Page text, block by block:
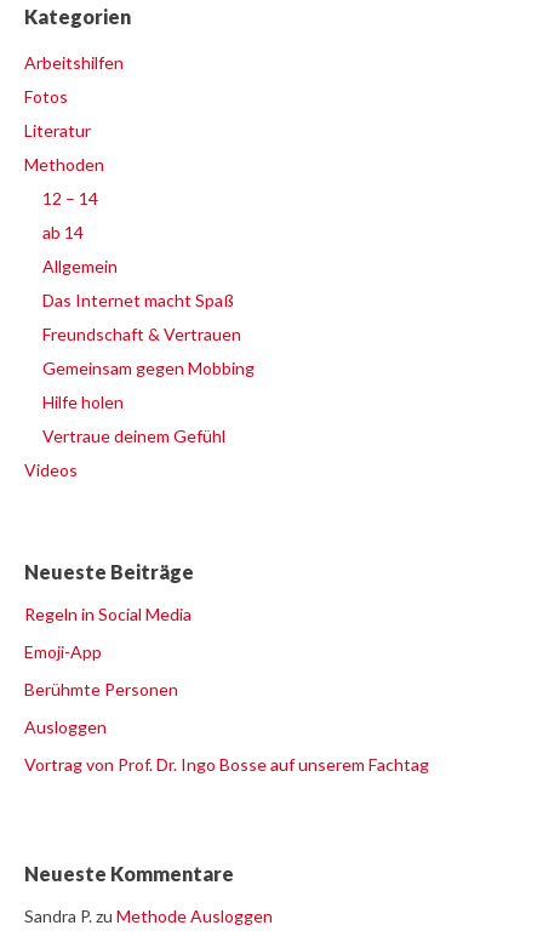
Kategorien
Arbeitshilfen
Fotos
Literatur
Methoden
12 – 14
ab 14
Allgemein
Das Internet macht Spaß
Freundschaft & Vertrauen
Gemeinsam gegen Mobbing
Hilfe holen
Vertraue deinem Gefühl
Videos
Neueste Beiträge
Regeln in Social Media
Emoji-App
Berühmte Personen
Ausloggen
Vortrag von Prof. Dr. Ingo Bosse auf unserem Fachtag
Neueste Kommentare
Sandra P.zu Methode Ausloggen